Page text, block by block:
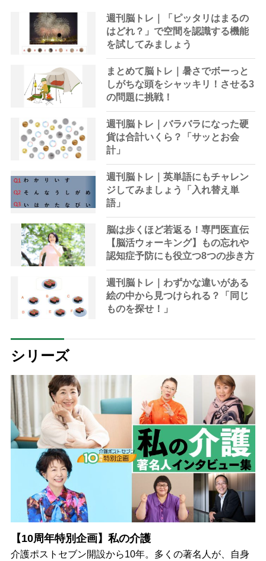
週刊脳トレ｜「ピッタリはまるの
はどれ？」で空間を認識する機能
を試してみましょう
まとめて脳トレ｜暑さでボーっと
しがちな頭をシャッキリ！させる3
の問題に挑戦！
週刊脳トレ｜バラバラになった硬
貨は合計いくら？「サッとお会
計」
週刊脳トレ｜英単語にもチャレン
ジしてみましょう「入れ替え単
語」
脳は歩くほど若返る！専門医直伝
【脳活ウォーキング】もの忘れや
認知症予防にも役立つ8つの歩き方
週刊脳トレ｜わずかな違いがある
絵の中から見つけられる？「同じ
ものを探せ！」
シリーズ
【10周年特別企画】私の介護
介護ポストセブン開設から10年。多くの著名人が、自身